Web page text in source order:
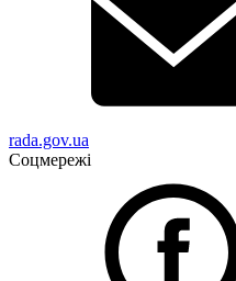
rada.gov.ua
Соцмережі